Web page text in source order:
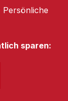
sparen: